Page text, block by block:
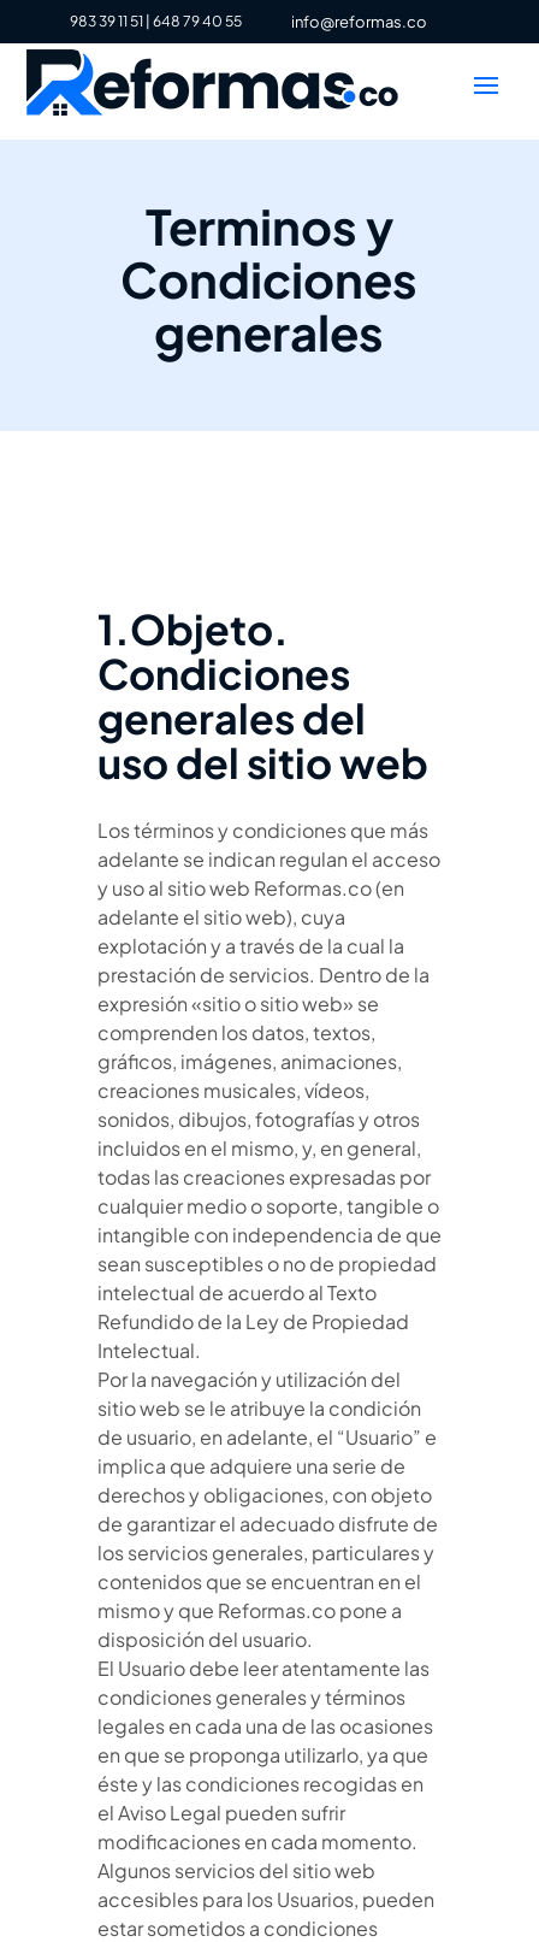
983 39 11 51| 648 79 40 55 info@reformas.co
Terminos y
Condiciones
generales
1.Objeto.
Condiciones
generales del
uso del sitio web
Los términos y condiciones que más
adelante se indican regulan el acceso
y uso al sitio web Reformas.co (en
adelante el sitio web), cuya
explotación y a través de la cual la
prestación de servicios. Dentro de la
expresión «sitio o sitio web» se
comprenden los datos, textos,
gráficos, imágenes, animaciones,
creaciones musicales, vídeos,
sonidos, dibujos, fotografías y otros
incluidos en el mismo, y, en general,
todas las creaciones expresadas por
cualquier medio o soporte, tangible o
intangible con independencia de que
sean susceptibles o no de propiedad
intelectual de acuerdo al Texto
Refundido de la Ley de Propiedad
Intelectual.
Por la navegación y utilización del
sitio web se le atribuye la condición
de usuario, en adelante, el “Usuario” e
implica que adquiere una serie de
derechos y obligaciones, con objeto
de garantizar el adecuado disfrute de
los servicios generales, particulares y
contenidos que se encuentran en el
mismo y que Reformas.co pone a
disposición del usuario.
El Usuario debe leer atentamente las
condiciones generales y términos
legales en cada una de las ocasiones
en que se proponga utilizarlo, ya que
éste y las condiciones recogidas en
el Aviso Legal pueden sufrir
modificaciones en cada momento.
Algunos servicios del sitio web
accesibles para los Usuarios, pueden
estar sometidos a condiciones